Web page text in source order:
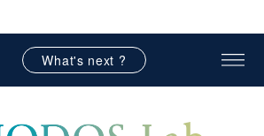
What's next ?